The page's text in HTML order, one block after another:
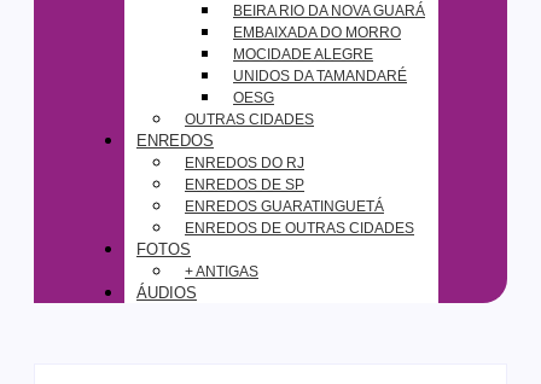
BEIRA RIO DA NOVA GUARÁ
EMBAIXADA DO MORRO
MOCIDADE ALEGRE
UNIDOS DA TAMANDARÉ
OESG
OUTRAS CIDADES
ENREDOS
ENREDOS DO RJ
ENREDOS DE SP
ENREDOS GUARATINGUETÁ
ENREDOS DE OUTRAS CIDADES
FOTOS
+ ANTIGAS
ÁUDIOS